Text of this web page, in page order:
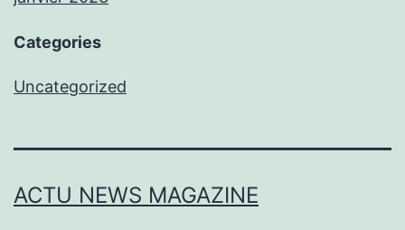
Categories
Uncategorized
ACTU NEWS MAGAZINE